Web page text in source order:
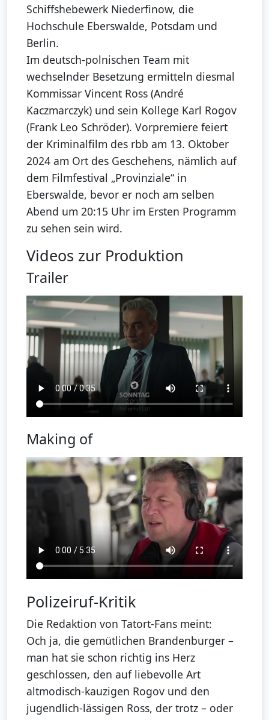
Schiffshebewerk Niederfinow, die
Hochschule Eberswalde, Potsdam und
Berlin.
Im deutsch-polnischen Team mit
wechselnder Besetzung ermitteln diesmal
Kommissar Vincent Ross (André
Kaczmarczyk) und sein Kollege Karl Rogov
(Frank Leo Schröder). Vorpremiere feiert
der Kriminalfilm des rbb am 13. Oktober
2024 am Ort des Geschehens, nämlich auf
dem Filmfestival „Provinziale“ in
Eberswalde, bevor er noch am selben
Abend um 20:15 Uhr im Ersten Programm
zu sehen sein wird.
Videos zur Produktion
Trailer
Making of
Polizeiruf-Kritik
Die Redaktion von Tatort-Fans meint:
Och ja, die gemütlichen Brandenburger –
man hat sie schon richtig ins Herz
geschlossen, den auf liebevolle Art
altmodisch-kauzigen Rogov und den
jugendlich-lässigen Ross, der trotz – oder